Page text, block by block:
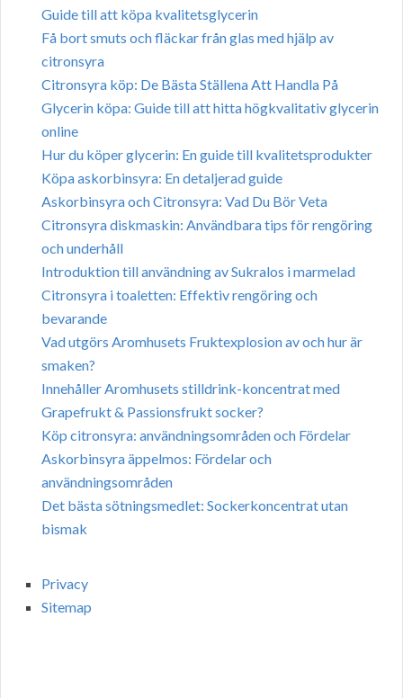
Guide till att köpa kvalitetsglycerin
Få bort smuts och fläckar från glas med hjälp av
citronsyra
Citronsyra köp: De Bästa Ställena Att Handla På
Glycerin köpa: Guide till att hitta högkvalitativ glycerin
online
Hur du köper glycerin: En guide till kvalitetsprodukter
Köpa askorbinsyra: En detaljerad guide
Askorbinsyra och Citronsyra: Vad Du Bör Veta
Citronsyra diskmaskin: Användbara tips för rengöring
och underhåll
Introduktion till användning av Sukralos i marmelad
Citronsyra i toaletten: Effektiv rengöring och
bevarande
Vad utgörs Aromhusets Fruktexplosion av och hur är
smaken?
Innehåller Aromhusets stilldrink-koncentrat med
Grapefrukt & Passionsfrukt socker?
Köp citronsyra: användningsområden och Fördelar
Askorbinsyra äppelmos: Fördelar och
användningsområden
Det bästa sötningsmedlet: Sockerkoncentrat utan
bismak
Privacy
Sitemap